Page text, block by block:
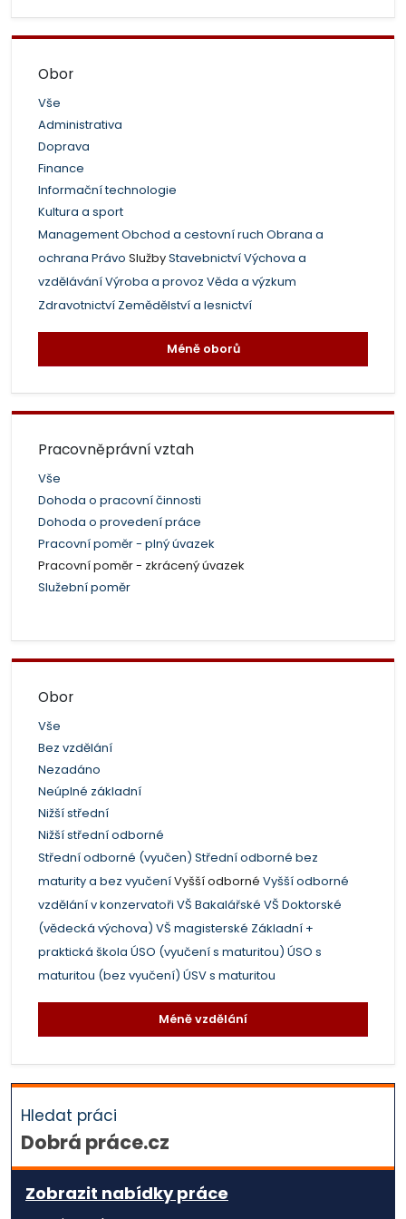
Obor
Vše
Administrativa
Doprava
Finance
Informační technologie
Kultura a sport
ManagementObchod a cestovní ruch Obrana a
ochrana Právo SlužbyStavebnictvíVýchova a
vzděláváníVýroba a provoz Věda a výzkum
Zdravotnictví Zemědělství a lesnictví
Méně oborů
Pracovněprávní vztah
Vše
Dohoda o pracovní činnosti
Dohoda o provedení práce
Pracovní poměr - plný úvazek
Pracovní poměr - zkrácený úvazek
Služební poměr
Obor
Vše
Bez vzdělání
Nezadáno
Neúplné základní
Nižší střední
Nižší střední odborné
Střední odborné (vyučen) Střední odborné bez
maturity a bez vyučeníVyšší odborné Vyšší odborné
vzdělání v konzervatoři VŠ Bakalářské VŠ Doktorské
(vědecká výchova) VŠ magisterské Základní +
praktická škola ÚSO (vyučení s maturitou) ÚSO s
maturitou (bez vyučení) ÚSV s maturitou
Méně vzdělání
Hledat práci
Dobrá práce.cz
Zobrazit nabídky práce